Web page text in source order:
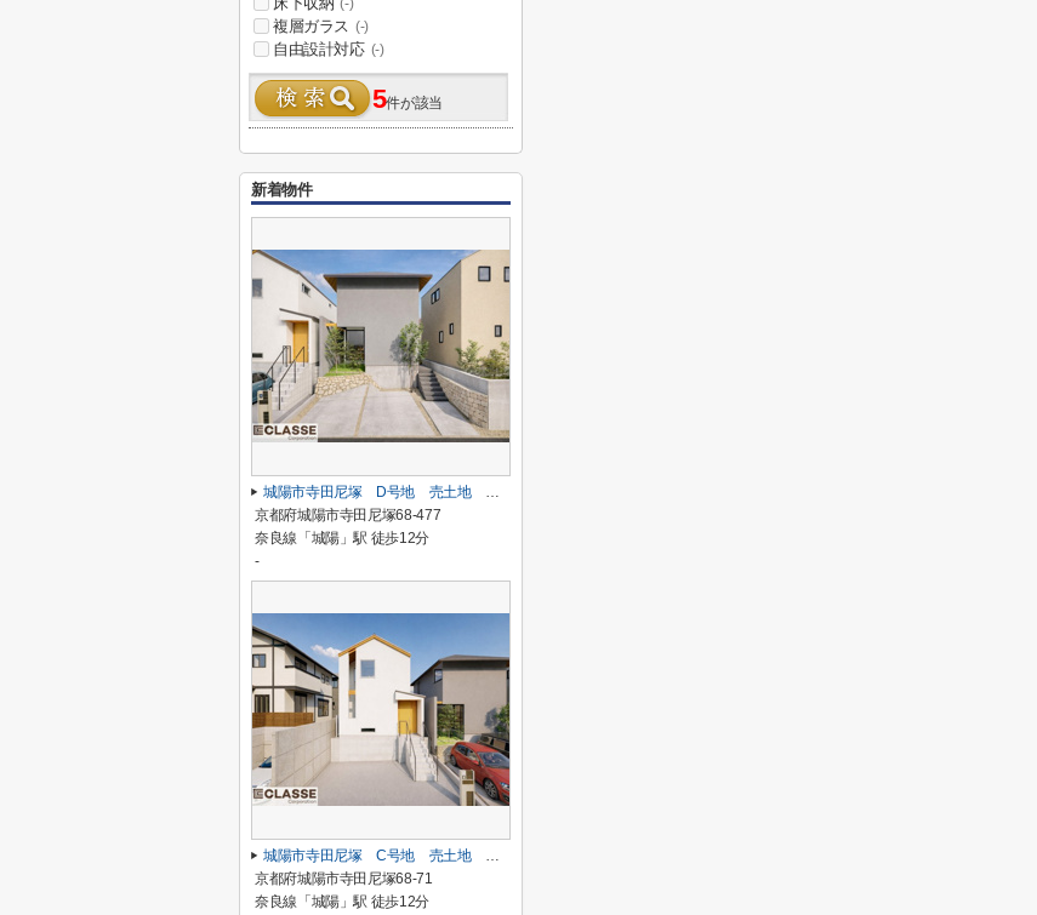
(-)
複層ガラス (-)
自由設計対応 (-)
5件が該当
新着物件
城陽市寺田尼塚 D号地 売土地 建築条件付き
京都府城陽市寺田尼塚68-477
奈良線「城陽」駅 徒歩12分
-
城陽市寺田尼塚 C号地 売土地 建築条件付き
京都府城陽市寺田尼塚68-71
奈良線「城陽」駅 徒歩12分